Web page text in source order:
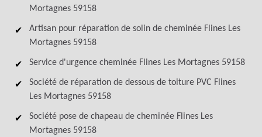
Mortagnes 59158
Artisan pour réparation de solin de cheminée Flines Les
Mortagnes 59158
Service d'urgence cheminée Flines Les Mortagnes 59158
Société de réparation de dessous de toiture PVC Flines
Les Mortagnes 59158
Société pose de chapeau de cheminée Flines Les
Mortagnes 59158